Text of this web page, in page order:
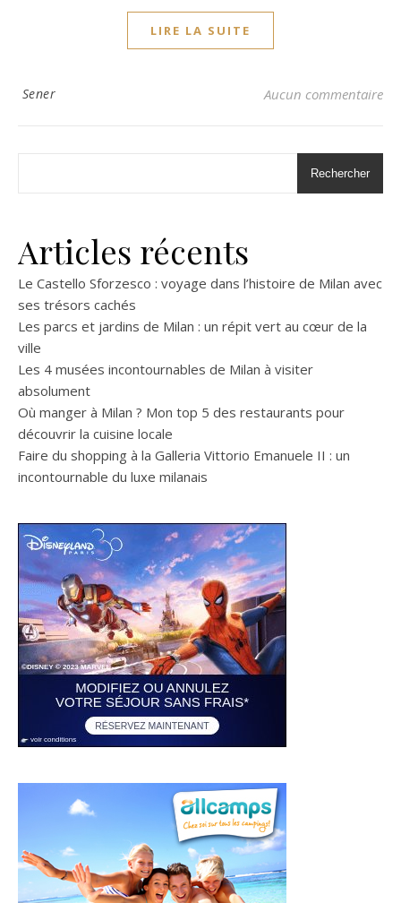
LIRE LA SUITE
Sener Aucun commentaire
Rechercher
Articles récents
Le Castello Sforzesco : voyage dans l’histoire de Milan avec
ses trésors cachés
Les parcs et jardins de Milan : un répit vert au cœur de la
ville
Les 4 musées incontournables de Milan à visiter
absolument
Où manger à Milan ? Mon top 5 des restaurants pour
découvrir la cuisine locale
Faire du shopping à la Galleria Vittorio Emanuele II : un
incontournable du luxe milanais